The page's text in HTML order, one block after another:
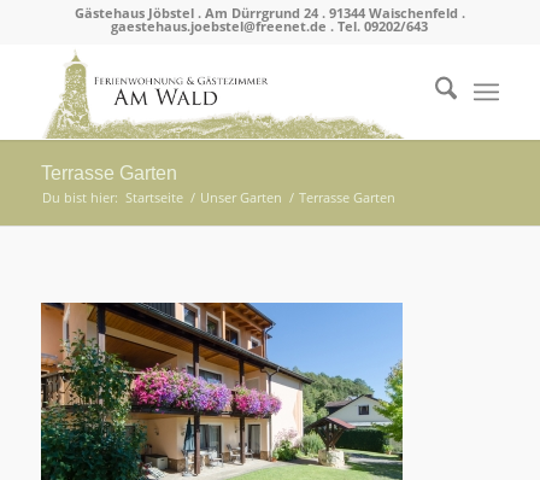
Gästehaus Jöbstel . Am Dürrgrund 24 . 91344 Waischenfeld .
gaestehaus.joebstel@freenet.de . Tel. 09202/643
Terrasse Garten
Du bist hier: Startseite / Unser Garten / Terrasse Garten